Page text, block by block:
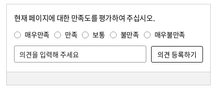
현재 페이지에 대한 만족도를 평가하여 주십시오.
매우만족 만족 보통 불만족 매우불만족